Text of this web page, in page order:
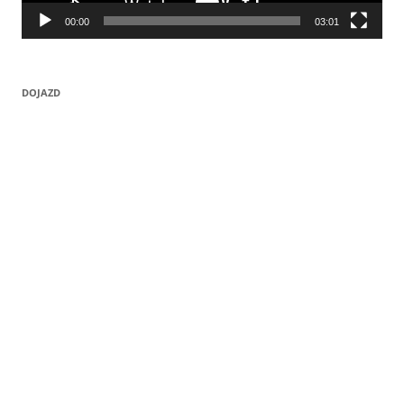
00:00 03:01
DOJAZD